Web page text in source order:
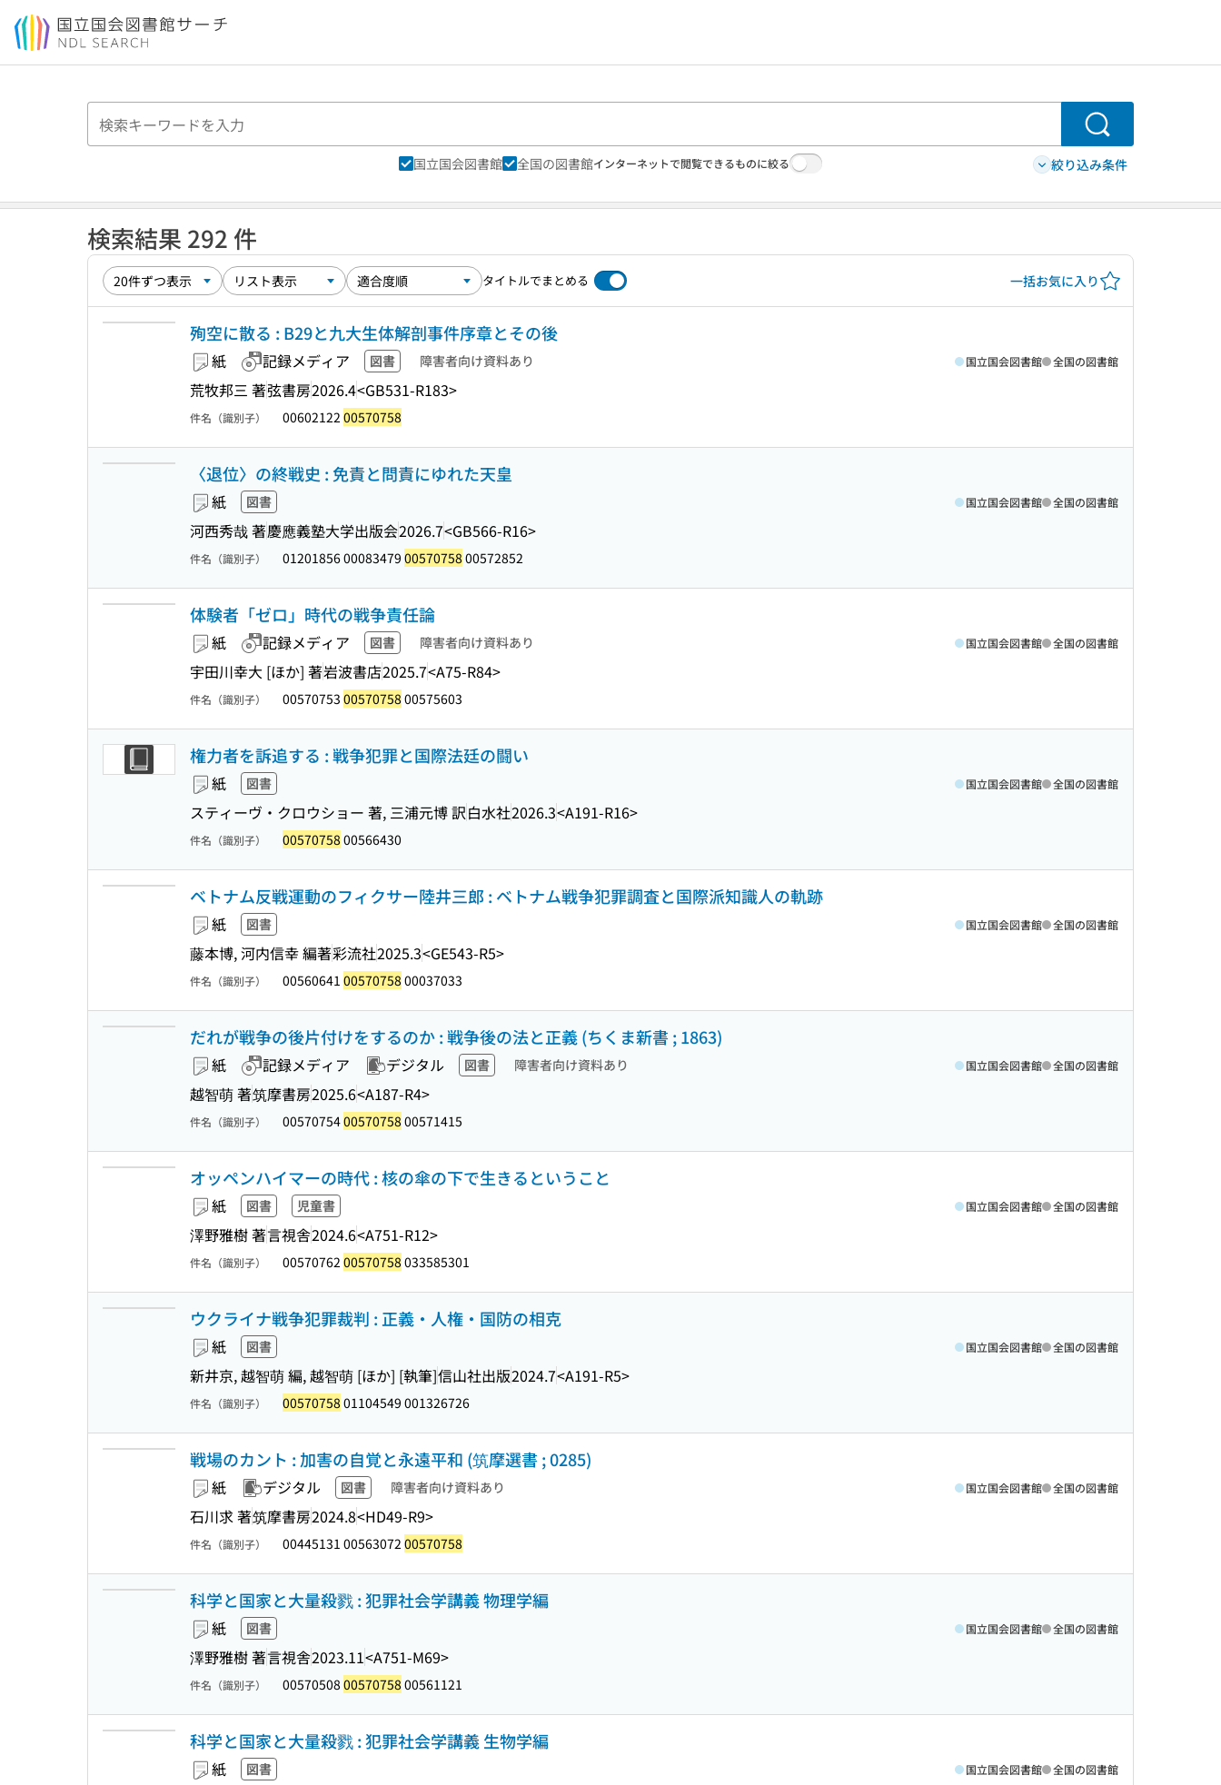
本文へ移動
検索
国立国会図書館 全国の図書館インターネットで閲覧できるものに絞る 絞り込み条件
検索結果 292 件
タイトルでまとめる 一括お気に入り
殉空に散る : B29と九大生体解剖事件序章とその後
紙 記録メディア 図書 障害者向け資料あり
荒牧邦三 著弦書房2026.4<GB531-R183>
国立国会図書館 全国の図書館
件名（識別子） 00602122 00570758
〈退位〉の終戦史 : 免責と問責にゆれた天皇
紙 図書
河西秀哉 著慶應義塾大学出版会2026.7<GB566-R16>
国立国会図書館 全国の図書館
件名（識別子） 01201856 00083479 00570758 00572852
体験者「ゼロ」時代の戦争責任論
紙 記録メディア 図書 障害者向け資料あり
宇田川幸大 [ほか] 著岩波書店2025.7<A75-R84>
国立国会図書館 全国の図書館
件名（識別子） 00570753 00570758 00575603
権力者を訴追する : 戦争犯罪と国際法廷の闘い
紙 図書
スティーヴ・クロウショー 著, 三浦元博 訳白水社2026.3<A191-R16>
国立国会図書館 全国の図書館
件名（識別子） 00570758 00566430
ベトナム反戦運動のフィクサー陸井三郎 : ベトナム戦争犯罪調査と国際派知識人の軌跡
紙 図書
藤本博, 河内信幸 編著彩流社2025.3<GE543-R5>
国立国会図書館 全国の図書館
件名（識別子） 00560641 00570758 00037033
だれが戦争の後片付けをするのか : 戦争後の法と正義 (ちくま新書 ; 1863)
紙 記録メディア デジタル 図書 障害者向け資料あり
越智萌 著筑摩書房2025.6<A187-R4>
国立国会図書館 全国の図書館
件名（識別子） 0057075400570758 00571415
オッペンハイマーの時代 : 核の傘の下で生きるということ
紙 図書 児童書
澤野雅樹 著言視舎2024.6<A751-R12>
国立国会図書館 全国の図書館
件名（識別子） 00570762 00570758 033585301
ウクライナ戦争犯罪裁判 : 正義・人権・国防の相克
紙 図書
新井京, 越智萌 編, 越智萌 [ほか] [執筆]信山社出版2024.7<A191-R5>
国立国会図書館 全国の図書館
件名（識別子） 00570758 01104549 001326726
戦場のカント : 加害の自覚と永遠平和 (筑摩選書 ; 0285)
紙 デジタル 図書 障害者向け資料あり
石川求 著筑摩書房2024.8<HD49-R9>
国立国会図書館 全国の図書館
件名（識別子） 00445131 00563072 00570758
科学と国家と大量殺戮 : 犯罪社会学講義 物理学編
紙 図書
澤野雅樹 著言視舎2023.11<A751-M69>
国立国会図書館 全国の図書館
件名（識別子） 00570508 00570758 00561121
科学と国家と大量殺戮 : 犯罪社会学講義 生物学編
紙 図書 国立国会図書館 全国の図書館